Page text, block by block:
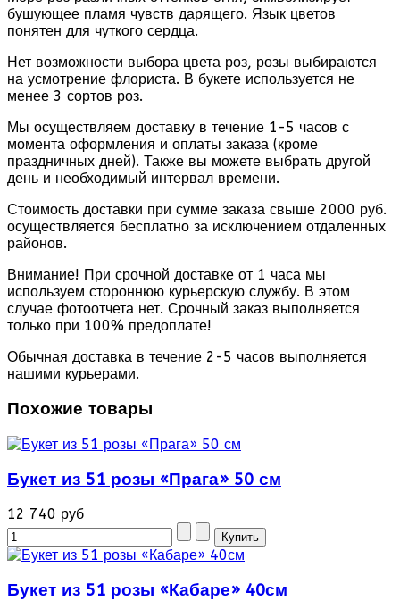
бушующее пламя чувств дарящего. Язык цветов
понятен для чуткого сердца.
Нет возможности выбора цвета роз, розы выбираются
на усмотрение флориста. В букете используется не
менее 3 сортов роз.
Мы осуществляем доставку в течение 1-5 часов с
момента оформления и оплаты заказа (кроме
праздничных дней). Также вы можете выбрать другой
день и необходимый интервал времени.
Стоимость доставки при сумме заказа свыше 2000 руб.
осуществляется бесплатно за исключением отдаленных
районов.
Внимание! При срочной доставке от 1 часа мы
используем стороннюю курьерскую службу. В этом
случае фотоотчета нет. Срочный заказ выполняется
только при 100% предоплате!
Обычная доставка в течение 2-5 часов выполняется
нашими курьерами.
Похожие товары
Букет из 51 розы «Прага» 50 см
12 740 руб
Букет из 51 розы «Кабаре» 40см